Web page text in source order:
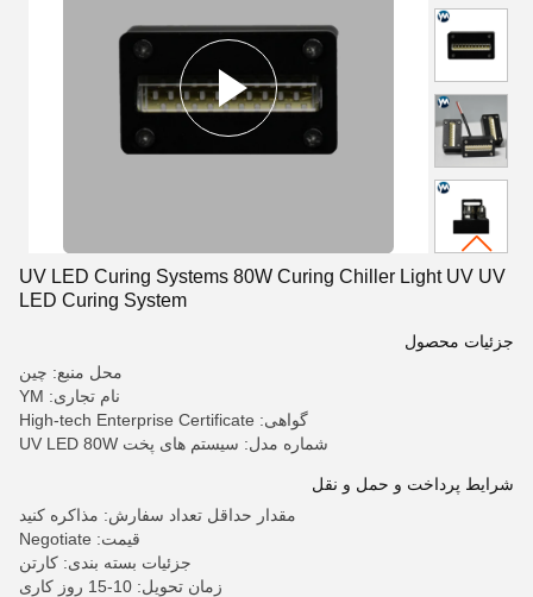
UV LED Curing Systems 80W Curing Chiller Light UV UV
LED Curing System
جزئیات محصول
محل منبع: چین
نام تجاری: YM
گواهی: High-tech Enterprise Certificate
شماره مدل: سیستم های پخت UV LED 80W
شرایط پرداخت و حمل و نقل
مقدار حداقل تعداد سفارش: مذاکره کنید
قیمت: Negotiate
جزئیات بسته بندی: کارتن
زمان تحویل: 10-15 روز کاری